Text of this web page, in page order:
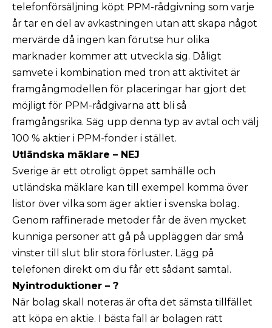
telefonförsäljning köpt PPM-rådgivning som varje
år tar en del av avkastningen utan att skapa något
mervärde då ingen kan förutse hur olika
marknader kommer att utveckla sig. Dåligt
samvete i kombination med tron att aktivitet är
framgångmodellen för placeringar har gjort det
möjligt för PPM-rådgivarna att bli så
framgångsrika. Säg upp denna typ av avtal och välj
100 % aktier i PPM-fonder i stället.
Utländska mäklare – NEJ
Sverige är ett otroligt öppet samhälle och
utländska mäklare kan till exempel komma över
listor över vilka som äger aktier i svenska bolag.
Genom raffinerade metoder får de även mycket
kunniga personer att gå på uppläggen där små
vinster till slut blir stora förluster. Lägg på
telefonen direkt om du får ett sådant samtal.
Nyintroduktioner – ?
När bolag skall noteras är ofta det sämsta tillfället
att köpa en aktie. I bästa fall är bolagen rätt